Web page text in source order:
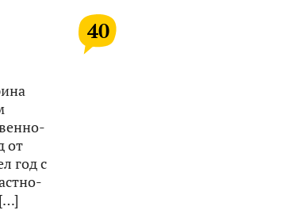
40
от
год с